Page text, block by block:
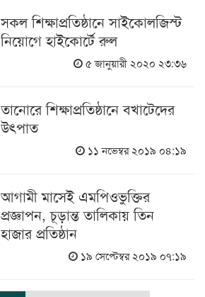
সকল শিক্ষাপ্রতিষ্ঠানে সাইকোলজিস্ট
নিয়োগে হাইকোর্টে রুল
৫ জানুয়ারী ২০২০ ২৩:৩৬
তানোরে শিক্ষাপ্রতিষ্ঠানে বখাটেদের
উৎপাত
১১ নভেম্বর ২০১৯ ০৪:১৯
আগামী মাসেই এমপিওভুক্তির
প্রজ্ঞাপন, চূড়ান্ত তালিকায় তিন
হাজার প্রতিষ্ঠান
১৯ সেপ্টেম্বর ২০১৯ ০৭:১৯